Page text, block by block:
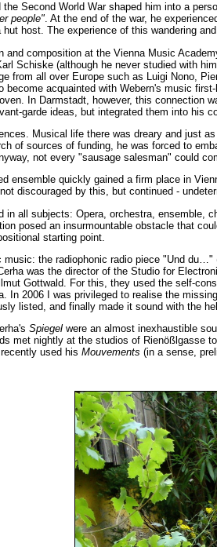
Second World War shaped him into a
people". At the end of the war, he
host. The experience of this wandering
and composition at the Vienna Music
Schiske (although he never studied with
from all over Europe such as Luigi Nono,
become acquainted with Webern's music
In Darmstadt, however, this connection
garde ideas, but integrated them into his
Musical life there was dreary and just
of sources of funding, he was forced to
not every "sausage salesman" could
ensemble quickly gained a firm place in
discouraged by this, but continued -
in all subjects: Opera, orchestra,
posed an insurmountable obstacle that
starting point.
the radiophonic radio piece "Und
was the director of the Studio for
Gottwald. For this, they used the self-
In 2006 I was privileged to realise the
listed, and finally made it sound with the
Spiegel were an almost inexhaustible
met nightly at the studios of
used his Mouvements (in a sense,